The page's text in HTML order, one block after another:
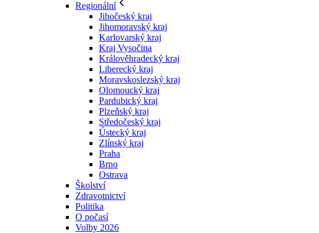
Regionální
Jihočeský kraj
Jihomoravský kraj
Karlovarský kraj
Kraj Vysočina
Králověhradecký kraj
Liberecký kraj
Moravskoslezský kraj
Olomoucký kraj
Pardubický kraj
Plzeňský kraj
Středočeský kraj
Ústecký kraj
Zlínský kraj
Praha
Brno
Ostrava
Školství
Zdravotnictví
Politika
O počasí
Volby 2026